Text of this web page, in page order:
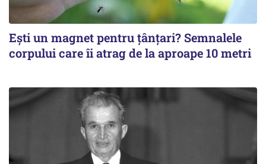
Ești un magnet pentru țânțari? Semnalele
corpului care îi atrag de la aproape 10 metri